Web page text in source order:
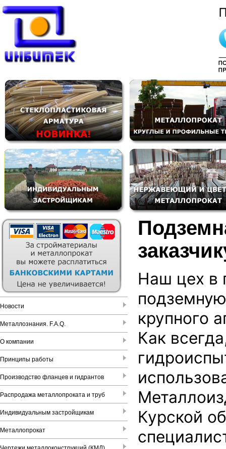
Новости
Металлознания. F.A.Q.
О компании
Принципы работы
Производство фланцев и гидрантов
Распродажа металлопроката и труб
Индивидуальным застройщикам
Металлопрокат
Наш цех в
крупного
Как
Курской